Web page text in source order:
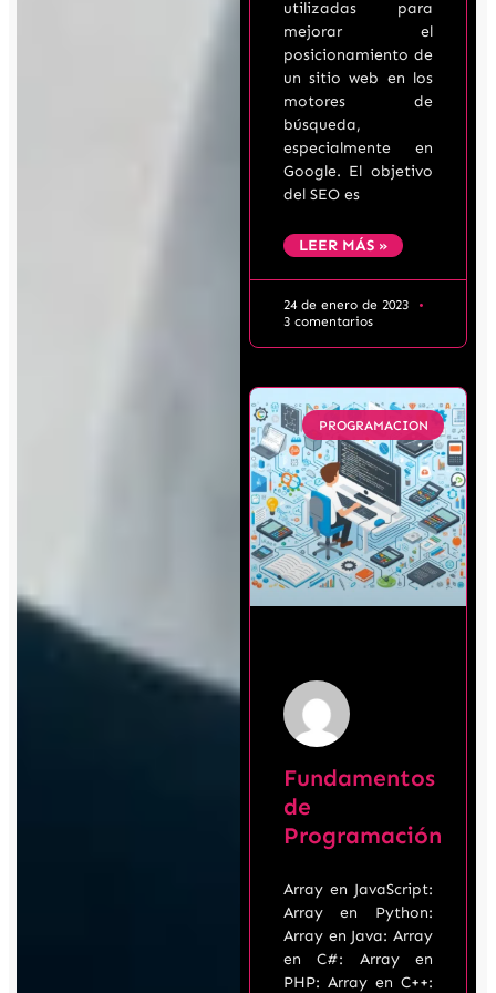
utilizadas para
mejorar el
posicionamiento de
un sitio web en los
motores de
búsqueda,
especialmente en
Google. El objetivo
del SEO es
LEER MÁS »
24 de enero de 2023
3 comentarios
PROGRAMACION
Fundamentos
de
Programación
Array en JavaScript:
Array en Python:
Array en Java: Array
en C#: Array en
PHP: Array en C++: